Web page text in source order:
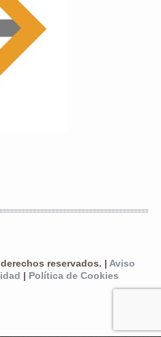
reservados. | Aviso
| Política de Cookies